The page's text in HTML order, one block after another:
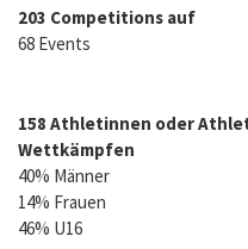
203 Competitions auf
68 Events
158 Athletinnen oder
Wettkämpfen
40% Männer
14% Frauen
46% U16